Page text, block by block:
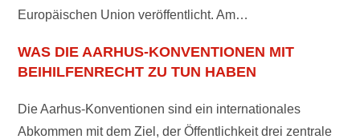
Europäischen Union veröffentlicht. Am…
WAS DIE AARHUS-KONVENTIONEN MIT
BEIHILFENRECHT ZU TUN HABEN
Die Aarhus-Konventionen sind ein internationales
Abkommen mit dem Ziel, der Öffentlichkeit drei zentrale